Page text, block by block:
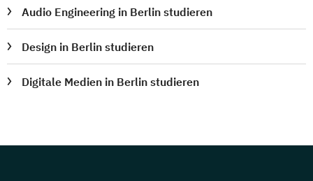
Audio Engineering in Berlin studieren
Design in Berlin studieren
Digitale Medien in Berlin studieren